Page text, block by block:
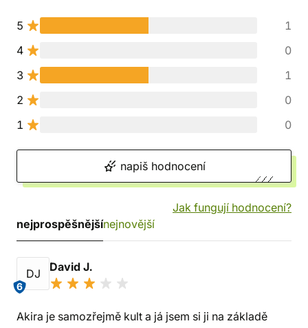
5
1
4
0
3
1
2
0
1
0
napiš hodnocení
Jak fungují hodnocení?
nejprospěšnějšínejnovější
DJ
6
David J.
Akira je samozřejmě kult a já jsem si ji na základě